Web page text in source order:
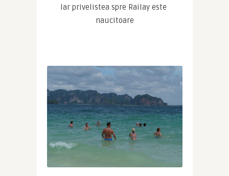
Iar privelistea spre Railay este
naucitoare